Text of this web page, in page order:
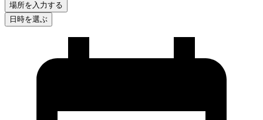
場所を入力する
日時を選ぶ